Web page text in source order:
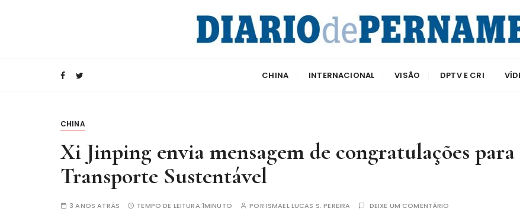
CRI e Diario de Pernambuco
CHINA INTERNACIONAL VISÃO DPTV E CRI
CHINA
Xi Jinping envia mensagem de congratulações
Transporte Sustentável
3 ANOS ATRÁS TEMPO DE LEITURA:1MINUTO POR ISMAEL LUCAS S. PEREIRA DEIXE UM COMENTÁRIO